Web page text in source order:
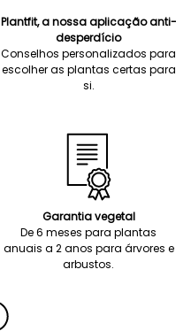
Plantfit, a nossa aplicação anti-
desperdício
Conselhos personalizados para
escolher as plantas certas para
si.
Garantia vegetal
De 6 meses para plantas
anuais a 2 anos para árvores e
arbustos.